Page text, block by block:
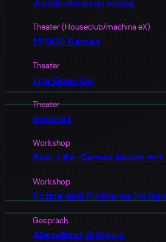
Jubiläumsausstellung
Theater (Houseclub/machina eX)
15’000 Games
Theater
Life Goes On
Theater
Intranet
Workshop
Real-Life-Games bauen mit
Workshop
Puzzle und Probleme im
Gespräch
Abendbrot & Spiele